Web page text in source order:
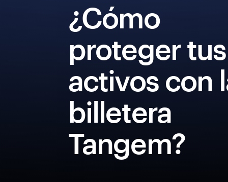
¿Cómo
proteger tus
activos con
billetera
Tangem?